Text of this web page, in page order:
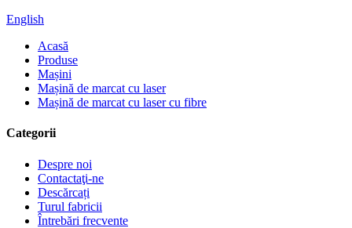
English
Acasă
Produse
Mașini
Mașină de marcat cu laser
Mașină de marcat cu laser cu fibre
Categorii
Despre noi
Contactaţi-ne
Descărcați
Turul fabricii
Întrebări frecvente